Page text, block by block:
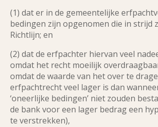
(1) dat er in de gemeentelijke
bedingen zijn opgenomen die in strijd
Richtlijn; en
(2) dat de erfpachter hiervan veel
omdat het recht moeilijk
omdat de waarde van het over te
erfpachtrecht veel lager is dan
‘oneerlijke bedingen’ niet zouden
de bank voor een lager bedrag een
te verstrekken),